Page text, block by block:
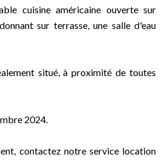
cuisine américaine ouverte sur
sur terrasse, une salle d'eau
situé, à proximité de toutes
2024.
contactez notre service location